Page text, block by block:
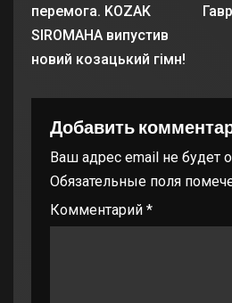
перемога. KOZAK
SIROMAHA випустив
новий козацький гімн!
Добавить
Ваш адрес email не будет
Обязательные поля
Комментарий *